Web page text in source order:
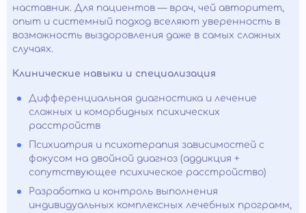
наставник. Для пациентов — врач, чей авторитет,
опыт и системный подход вселяют уверенность в
возможность выздоровления даже в самых сложных
случаях.
Клинические навыки и специализация
Дифференциальная диагностика и лечение
сложных и коморбидных психических
расстройств
Психиатрия и психотерапия зависимостей с
фокусом на двойной диагноз (аддикция +
сопутствующее психическое расстройство)
Разработка и контроль выполнения
индивидуальных комплексных лечебных программ,